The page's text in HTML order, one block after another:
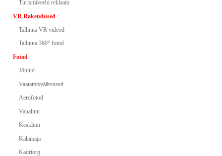
Turismiveebi reklaam
VR Rakendused
Tallinna VR videod
Tallinna 360° fotod
Fotod
Jõulud
Vaatamisväärsused
Aerofotod
Vanalinn
Kesklinn
Kalamaja
Kadriorg